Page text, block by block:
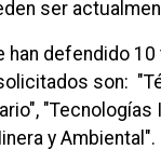
ser
han defendido
son:
y Ambiental".